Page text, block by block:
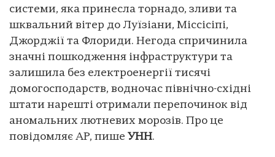
системи, яка принесла торнадо, зливи та
шквальний вітер до Луїзіани, Міссісіпі,
Джорджії та Флориди. Негода спричинила
значні пошкодження інфраструктури та
залишила без електроенергії тисячі
домогосподарств, водночас північно-східні
штати нарешті отримали перепочинок від
аномальних лютневих морозів. Про це
повідомляє AP, пише УНН.